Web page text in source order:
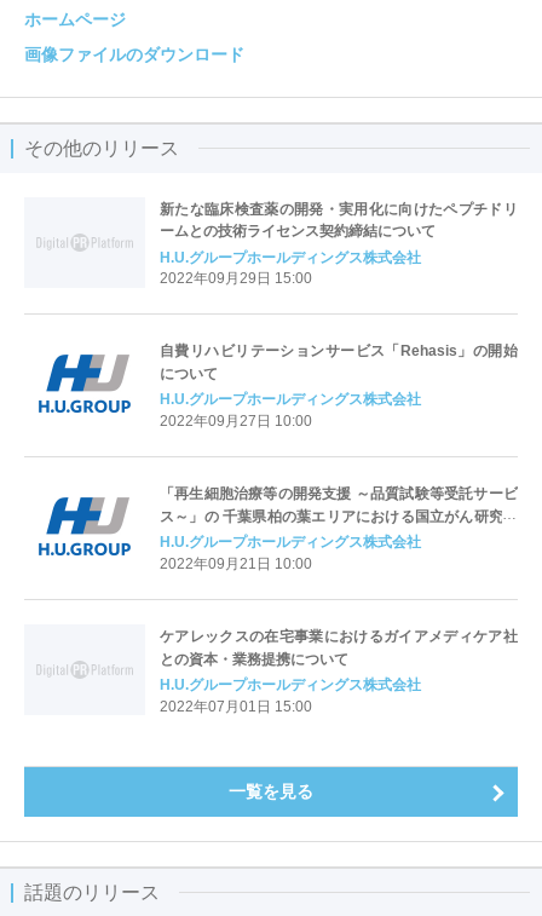
ホームページ
画像ファイルのダウンロード
その他のリリース
新たな臨床検査薬の開発・実用化に向けたペプチドリ
ームとの技術ライセンス契約締結について
H.U.グループホールディングス株式会社
2022年09月29日 15:00
自費リハビリテーションサービス「Rehasis」の開始
について
H.U.グループホールディングス株式会社
2022年09月27日 10:00
「再生細胞治療等の開発支援 ～品質試験等受託サービ
ス～」の 千葉県柏の葉エリアにおける国立がん研究セ
ンターとの連携開始について
H.U.グループホールディングス株式会社
2022年09月21日 10:00
ケアレックスの在宅事業におけるガイアメディケア社
との資本・業務提携について
H.U.グループホールディングス株式会社
2022年07月01日 15:00
一覧を見る
話題のリリース